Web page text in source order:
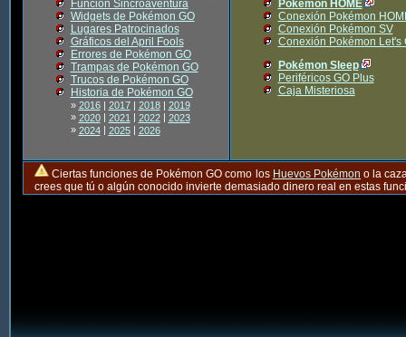
Función Sincroaventura
Widgets de Pokémon GO
Lugares Patrocinados
Gráficos del April Fools
Errores de Pokémon GO
Trampas de Pokémon GO
Trucos de Pokémon GO
Historia de Pokémon GO
» 2016| 2017| 2018| 2019
» 2020| 2021| 2022| 2023
» 2024| 2025| 2026
Pokémon HOME
Conexión Pokémon
Conexión Pokémon SV
Conexión Pokémon Let's
Pokémon Sleep
Periféricos GO Plus
Caja Misteriosa
Ciertas funciones de Pokémon GO como los Huevos Pokémon o la
crees que tú o algún conocido invierte demasiado dinero real en estas